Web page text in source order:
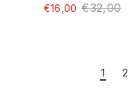
€16,00 €32,00
1 2